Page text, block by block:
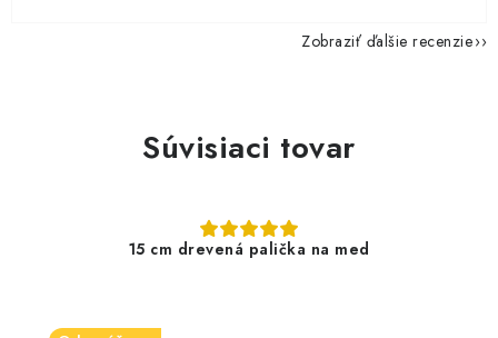
Zobraziť ďalšie recenzie
Súvisiaci tovar
15 cm drevená palička na med